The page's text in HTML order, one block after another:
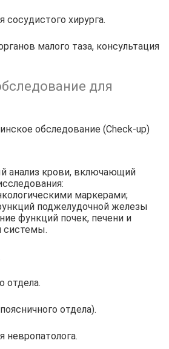
сосудистого хирурга.
малого таза, консультация
для
обследование (Check-up)
анализ крови, включающий
маркерами;
поджелудочной железы
функций почек, печени и
системы.
отдела.
отдела).
невропатолога.